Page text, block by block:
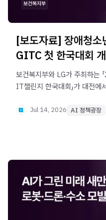
[보도자료] 장애청
GITC 첫 한국대회
보건복지부와 LG가 주최하는
IT챌린지 한국대회」가 대전
자율주행 코딩, AI+블록코딩
Jul 14, 2026 AI 정책광장